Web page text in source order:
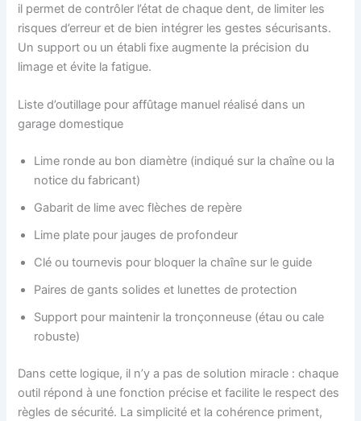
il permet de contrôler l’état de chaque dent, de limiter les
risques d’erreur et de bien intégrer les gestes sécurisants.
Un support ou un établi fixe augmente la précision du
limage et évite la fatigue.
Liste d’outillage pour affûtage manuel réalisé dans un
garage domestique
Lime ronde au bon diamètre (indiqué sur la chaîne ou la
notice du fabricant)
Gabarit de lime avec flèches de repère
Lime plate pour jauges de profondeur
Clé ou tournevis pour bloquer la chaîne sur le guide
Paires de gants solides et lunettes de protection
Support pour maintenir la tronçonneuse (étau ou cale
robuste)
Dans cette logique, il n’y a pas de solution miracle : chaque
outil répond à une fonction précise et facilite le respect des
règles de sécurité. La simplicité et la cohérence priment,